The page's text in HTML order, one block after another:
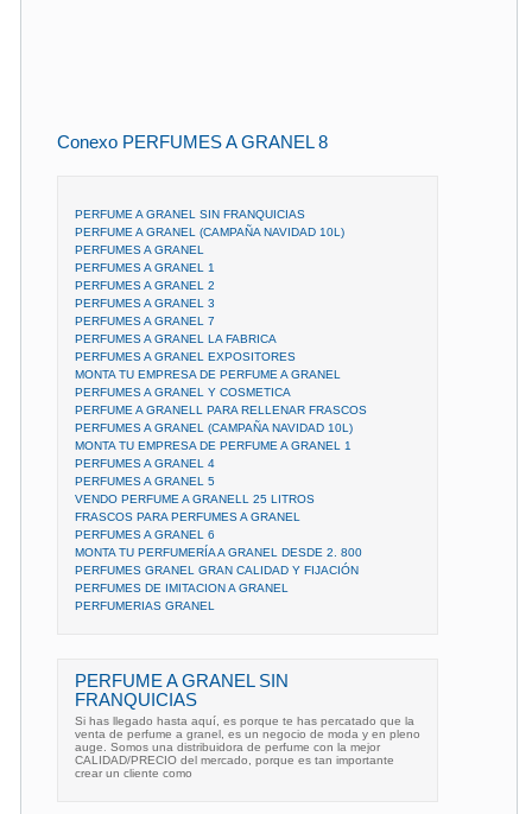
Conexo PERFUMES A GRANEL 8
PERFUME A GRANEL SIN FRANQUICIAS
PERFUME A GRANEL (CAMPAÑA NAVIDAD 10L)
PERFUMES A GRANEL
PERFUMES A GRANEL 1
PERFUMES A GRANEL 2
PERFUMES A GRANEL 3
PERFUMES A GRANEL 7
PERFUMES A GRANEL LA FABRICA
PERFUMES A GRANEL EXPOSITORES
MONTA TU EMPRESA DE PERFUME A GRANEL
PERFUMES A GRANEL Y COSMETICA
PERFUME A GRANELL PARA RELLENAR FRASCOS
PERFUMES A GRANEL (CAMPAÑA NAVIDAD 10L)
MONTA TU EMPRESA DE PERFUME A GRANEL 1
PERFUMES A GRANEL 4
PERFUMES A GRANEL 5
VENDO PERFUME A GRANELL 25 LITROS
FRASCOS PARA PERFUMES A GRANEL
PERFUMES A GRANEL 6
MONTA TU PERFUMERÍA A GRANEL DESDE 2. 800
PERFUMES GRANEL GRAN CALIDAD Y FIJACIÓN
PERFUMES DE IMITACION A GRANEL
PERFUMERIAS GRANEL
PERFUME A GRANEL SIN
FRANQUICIAS
Si has llegado hasta aquí, es porque te has percatado que la
venta de perfume a granel, es un negocio de moda y en pleno
auge. Somos una distribuidora de perfume con la mejor
CALIDAD/PRECIO del mercado, porque es tan importante
crear un cliente como